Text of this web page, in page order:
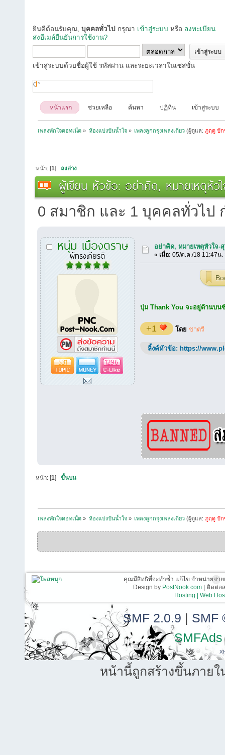
ยินดีต้อนรับคุณ, บุคคลทั่วไป กรุณา เข้าสู่ระบบ หรือ ลงทะเบียน
ส่งอีเมล์ยืนยันการใช้งาน?
เข้าสู่ระบบด้วยชื่อผู้ใช้ รหัสผ่าน และระยะเวลาในเซสชั่น
หน้าแรก ช่วยเหลือ ค้นหา ปฏิทิน เข้าสู่ระบบ
เพลงพักใจดอทเน็ต » ห้องแบ่งปันน้ำใจ» เพลงลูกกรุงเพลงเดี่ยว (ผู้ดูแล:ภูฤดู ปัก
หน้า: [1] ลงล่าง
ผู้เขียน หัวข้อ: อย่าคิด, หมายเหตุหั
0 สมาชิก และ 1 บุคคลทั่วไป
หนุ่ม เมืองตราษ
ผู้ทรงเกียรติ
531 1296
อย่าคิด, หมายเหตุหัวใจ-
« เมื่อ: 05/ต.ค./18 11:47น.
ปุ่ม Thank You จะอยู่ด้านบน
+1 โดย ชาตรี
ลิ้งค์หัวข้อ: https://
หน้า: [1]ขึ้นบน
เพลงพักใจดอทเน็ต » ห้องแบ่งปันน้ำใจ» เพลงลูกกรุงเพลงเดี่ยว (ผู้ดูแล:ภูฤดู ปัก
คุณมีสิทธิที่จะทำซ้ำ แก้ไข จำหน่ายจ่า
Design by PostNook.com| ติดต่อส
Hosting | Web
SMF 2.0.9 | SMF
SMFAds
หน้านี้ถูกสร้างขึ้นภายใ